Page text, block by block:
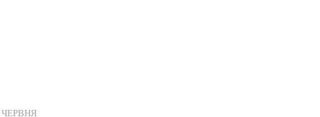
ЧЕРВНЯ